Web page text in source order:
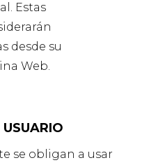
Estas
desde su
Web.
se obligan a usar